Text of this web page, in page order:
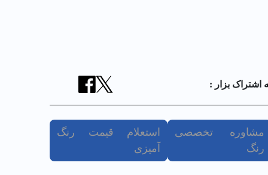
اشتراک بزار :
مشاوره تخصصی
رنگ
استعلام قیمت رنگ
آمیزی